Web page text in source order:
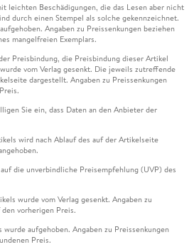
leichten Beschädigungen, die das Lesen aber nicht
durch einen Stempel als solche gekennzeichnet.
Angaben zu Preissenkungen beziehen
mangelfreien Exemplars.
Preisbindung, die Preisbindung dieser Artikel
vom Verlag gesenkt. Die jeweils zutreffende
dargestellt. Angaben zu Preissenkungen
Sie ein, dass Daten an den Anbieter der
wird nach Ablauf des auf der Artikelseite
die unverbindliche Preisempfehlung (UVP) des
wurde vom Verlag gesenkt. Angaben zu
vorherigen Preis.
aufgehoben. Angaben zu Preissenkungen
Preis.